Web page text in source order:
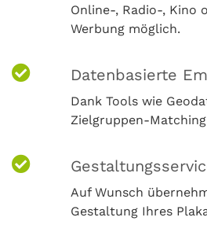
Online-, Radio-, Kino
Werbung möglich.
Datenbasierte
Dank Tools wie
Zielgruppen-
Auf Wunsch
Gestaltung Ihres